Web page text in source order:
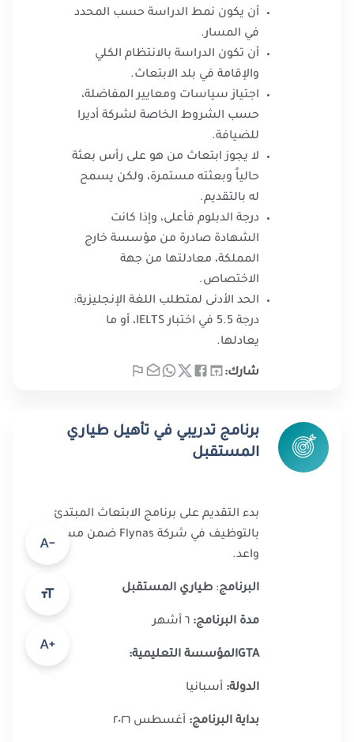
أن يكون نمط الدراسة حسب المحدد
في المسار.
أن تكون الدراسة بالانتظام الكلي
والإقامة في بلد الابتعاث.
اجتياز سياسات ومعايير المفاضلة،
حسب الشروط الخاصة لشركة أديرا
للضيافة.
لا يجوز ابتعاث من هو على رأس بعثة
حالياً وبعثته مستمرة، ولكن يسمح
له بالتقديم.
درجة الدبلوم فأعلى، وإذا كانت
الشهادة صادرة من مؤسسة خارج
المملكة، معادلتها من جهة
الاختصاص.
الحد الأدنى لمتطلب اللغة الإنجليزية:
درجة 5.5 في اختبار IELTS، أو ما
يعادلها.
شارك:
برنامج تدريبي في تأهيل طياري
المستقبل
بدء التقديم على برنامج الابتعاث المبتدئ
بالتوظيف في شركة Flynas ضمن مسار
واعد.
البرنامج: طياري المستقبل
مدة البرنامج: ٦ أشهر
GTAالمؤسسة التعليمية:
الدولة: أسبانيا
بداية البرنامج: أغسطس ٢٠٢٦